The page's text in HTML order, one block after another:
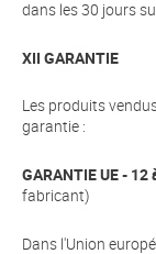
dans les 30 jours
XII GARANTIE
Les produits
garantie :
GARANTIE UE -
fabricant)
Dans l'Union